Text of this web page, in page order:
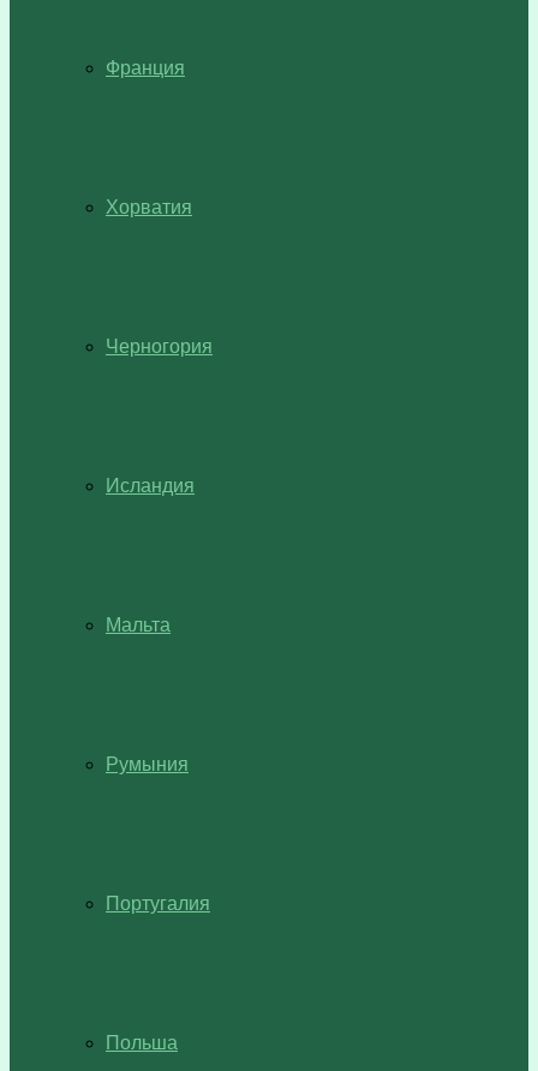
Франция
Хорватия
Черногория
Исландия
Мальта
Румыния
Португалия
Польша